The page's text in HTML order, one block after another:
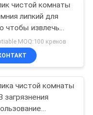
чистой комнаты
липкий для
чтобы извлечь
с пластиковой
MOQ:100 кренов
чистой комнаты
загрязнения